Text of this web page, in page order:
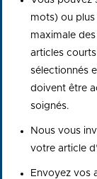
mots) ou
maximale
articles
sélectionnés
doivent être
soignés.
Nous vous
votre article
Envoyez vos